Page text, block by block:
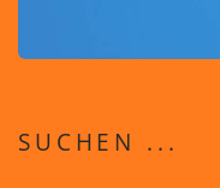
SUCHEN ...